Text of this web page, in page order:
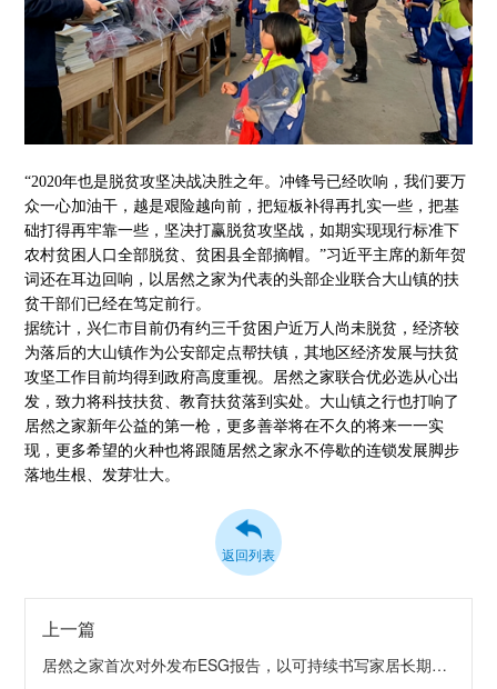
“2020年也是脱贫攻坚决战决胜之年。冲锋号已经吹响，我们要万
众一心加油干，越是艰险越向前，把短板补得再扎实一些，把基
础打得再牢靠一些，坚决打赢脱贫攻坚战，如期实现现行标准下
农村贫困人口全部脱贫、贫困县全部摘帽。”习近平主席的新年贺
词还在耳边回响，以居然之家为代表的头部企业联合大山镇的扶
贫干部们已经在笃定前行。
据统计，兴仁市目前仍有约三千贫困户近万人尚未脱贫，经济较
为落后的大山镇作为公安部定点帮扶镇，其地区经济发展与扶贫
攻坚工作目前均得到政府高度重视。居然之家联合优必选从心出
发，致力将科技扶贫、教育扶贫落到实处。大山镇之行也打响了
居然之家新年公益的第一枪，更多善举将在不久的将来一一实
现，更多希望的火种也将跟随居然之家永不停歇的连锁发展脚步
落地生根、发芽壮大。
返回列表
上一篇
居然之家首次对外发布ESG报告，以可持续书写家居长期价值